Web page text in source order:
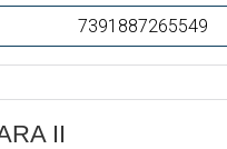
7391887265549
II